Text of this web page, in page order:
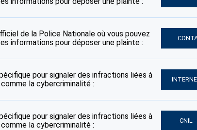
de la Police Nationale où vous pouvez
informations pour déposer une plainte :
pour signaler des infractions liées à
la cybercriminalité :
pour signaler des infractions liées à
la cybercriminalité :
CNIL